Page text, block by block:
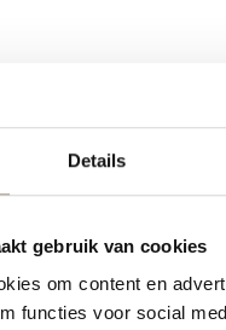
Details
gebruik van cookies
om content en
functies voor social